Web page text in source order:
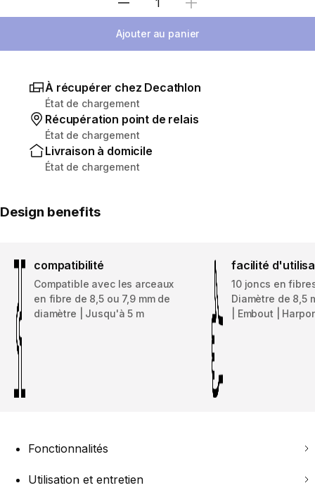
Sélectionnez la quantité
Ajouter au panier
À récupérer chez Decathlon
État de chargement
Récupération point de relais
État de chargement
Livraison à domicile
État de chargement
Design benefits
compatibilité
Compatible avec les arceaux
en fibre de 8,5 ou 7,9 mm de
diamètre | Jusqu'à 5 m
facilité
10 joncs en
Diamètre de 8,5
| Embout |
Fonctionnalités
Utilisation et entretien